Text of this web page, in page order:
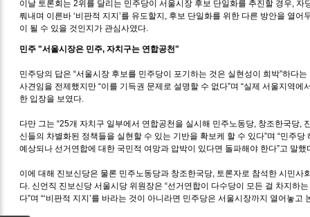
이날 토론회는 2위를 달리는 민주당이 서울시장 후보 단일화를 추진할 경우, 자
뤄내며 이른바 ‘비판적 지지’를 유도할지, 후보 단일화를 위한 다른 방안을 열
이 될 수 있을 것인지가 관심사였다.
민주 "서울시장은 민주, 자치구는 연합공천"
민주당의 답은 “서울시장 후보를 민주당이 포기하는 것은 실현성이 희박”하다
사견임을 전제했지만 “이를 기득권 문제로 설명할 수 없다”며 “실제 서울지역에
한 입장을 보였다.
다만 그는 “25개 자치구 일부에서 연합공천을 실시해 민주노동당, 창조한국당,
신들의 차별화된 정책들을 실현할 수 있는 기반을 확보케 할 수 있다”며 “민주
예상되나 선거연합에 대한 국민적 여망과 압박이 있다면 돌파해야 한다”고 말했
이에 대해 진보신당은 물론 민주노동당과 창조한국당, 토론자로 참석한 시민사
다. 신언직 진보신당 서울시당 위원장은 “선거연합이 다수당이 모든 걸 차지하
다”며 “‘비판적 지지’를 바라는 것이 아니라면 민주당은 서울시장까지 열어놓고